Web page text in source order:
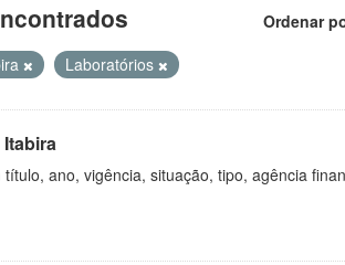
Ordenar
Laboratórios
ano, vigência, situação, tipo, agência